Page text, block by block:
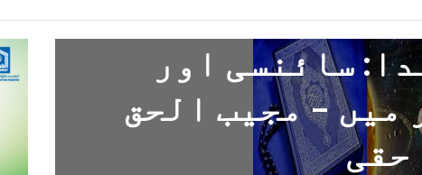
سائنسی اور
میں – مجیب الحق
حقی